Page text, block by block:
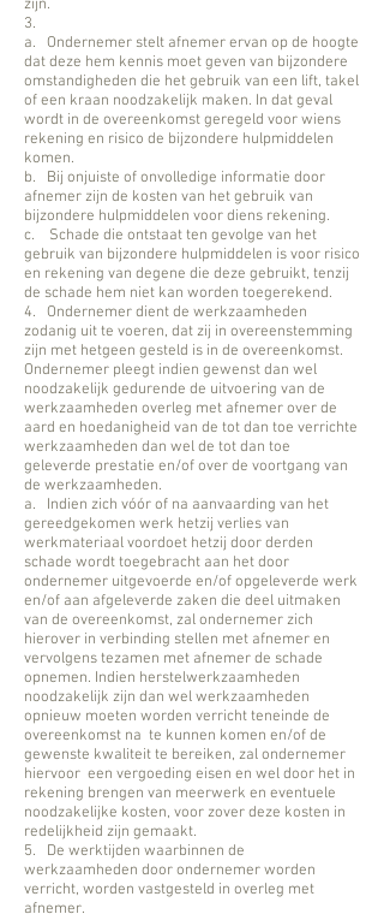
zijn.
3.
a. Ondernemer stelt afnemer ervan op de hoogte
dat deze hem kennis moet geven van bijzondere
omstandigheden die het gebruik van een lift, takel
of een kraan noodzakelijk maken. In dat geval
wordt in de overeenkomst geregeld voor wiens
rekening en risico de bijzondere hulpmiddelen
komen.
b. Bij onjuiste of onvolledige informatie door
afnemer zijn de kosten van het gebruik van
bijzondere hulpmiddelen voor diens rekening.
c. Schade die ontstaat ten gevolge van het
gebruik van bijzondere hulpmiddelen is voor risico
en rekening van degene die deze gebruikt, tenzij
de schade hem niet kan worden toegerekend.
4. Ondernemer dient de werkzaamheden
zodanig uit te voeren, dat zij in overeenstemming
zijn met hetgeen gesteld is in de overeenkomst.
Ondernemer pleegt indien gewenst dan wel
noodzakelijk gedurende de uitvoering van de
werkzaamheden overleg met afnemer over de
aard en hoedanigheid van de tot dan toe verrichte
werkzaamheden dan wel de tot dan toe
geleverde prestatie en/of over de voortgang van
de werkzaamheden.
a. Indien zich vóór of na aanvaarding van het
gereedgekomen werk hetzij verlies van
werkmateriaal voordoet hetzij door derden
schade wordt toegebracht aan het door
ondernemer uitgevoerde en/of opgeleverde werk
en/of aan afgeleverde zaken die deel uitmaken
van de overeenkomst, zal ondernemer zich
hierover in verbinding stellen met afnemer en
vervolgens tezamen met afnemer de schade
opnemen. Indien herstelwerkzaamheden
noodzakelijk zijn dan wel werkzaamheden
opnieuw moeten worden verricht teneinde de
overeenkomst na te kunnen komen en/of de
gewenste kwaliteit te bereiken, zal ondernemer
hiervoor een vergoeding eisen en wel door het in
rekening brengen van meerwerk en eventuele
noodzakelijke kosten, voor zover deze kosten in
redelijkheid zijn gemaakt.
5. De werktijden waarbinnen de
werkzaamheden door ondernemer worden
verricht, worden vastgesteld in overleg met
afnemer.